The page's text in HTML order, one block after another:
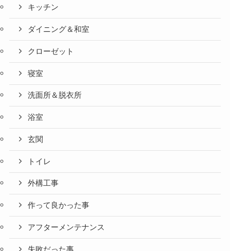
キッチン
ダイニング＆和室
クローゼット
寝室
洗面所＆脱衣所
浴室
玄関
トイレ
外構工事
作って良かった事
アフターメンテナンス
失敗だった事